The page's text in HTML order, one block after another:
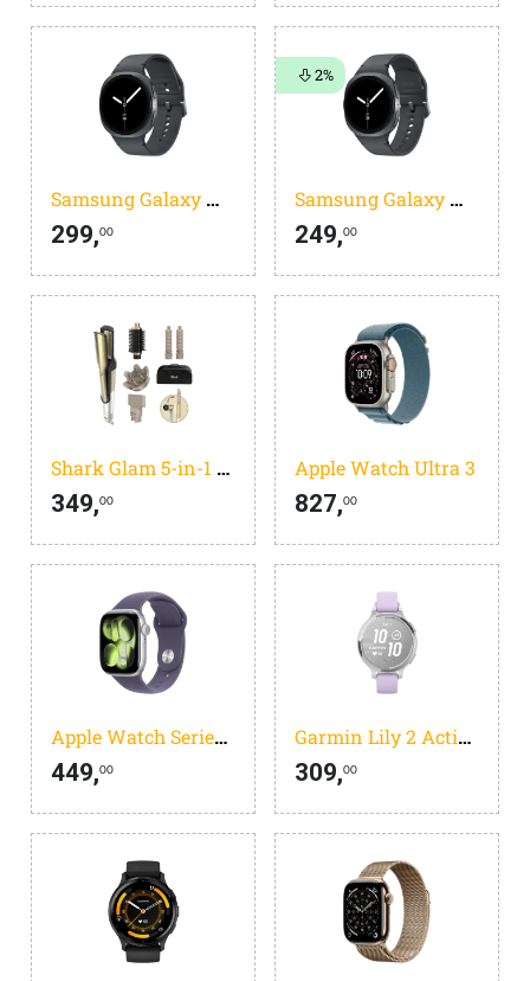
Samsung Galaxy Watch 8 Donkergrijs 44mm
299,00
Samsung Galaxy Watch 8 Donkergrijs 40mm
249,00
2%
Shark Glam 5-in-1 HD6052SEU
349,00
Apple Watch Ultra 3
827,00
Apple Watch Series 11
449,00
Garmin Lily 2 Active Zilver/Paars
309,00